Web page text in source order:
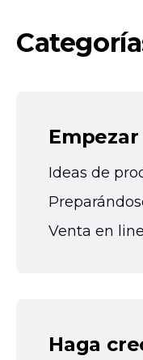
Empezar
Ideas de
Venta en
Haga